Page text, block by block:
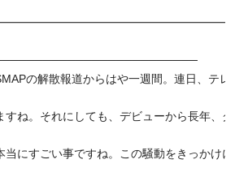
の解散報道からはや一週間。連日、テレ
すね。それにしても、デビューから長年、
当にすごい事ですね。この騒動をきっかけ